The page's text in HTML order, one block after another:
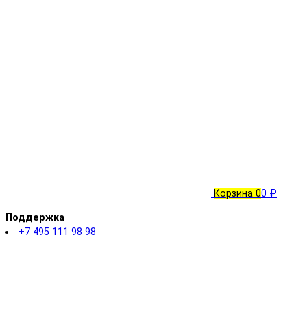
Корзина 00 ₽
Поддержка
+7 495 111 98 98